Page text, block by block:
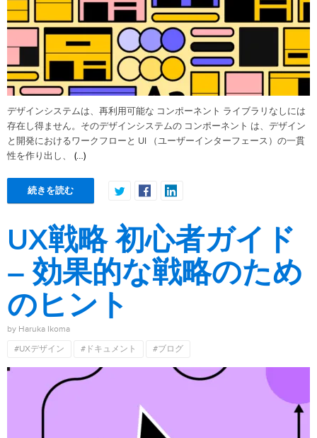
デザインシステムは、再利用可能な コンポーネント ライブラリなしには
存在し得ません。そのデザインシステムの コンポーネント は、デザイン
と開発におけるワークフローと UI （ユーザーインターフェース）の一貫
性を作り出し、
(…)
続きを読む
UX戦略 初心者ガイド
– 効果的な戦略のため
のヒント
by Haruka Ikoma
#UXデザイン
#ドキュメント #ブログ